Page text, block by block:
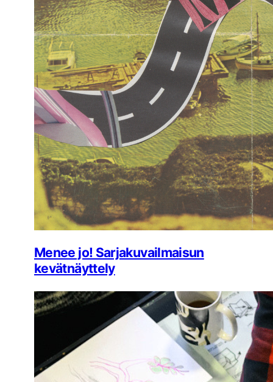
Menee jo! Sarjakuvailmaisun
kevätnäyttely